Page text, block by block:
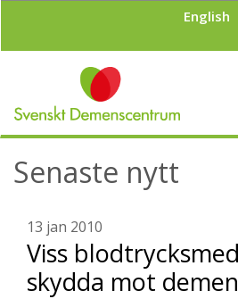
l
English
Senaste nytt
13 jan 2010
Viss
skydda mot